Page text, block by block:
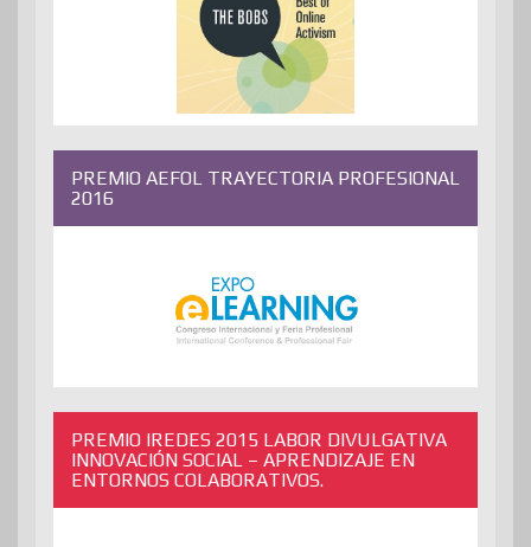
PREMIO AEFOL TRAYECTORIA PROFESIONAL
2016
PREMIO IREDES 2015 LABOR DIVULGATIVA
INNOVACIÓN SOCIAL – APRENDIZAJE EN
ENTORNOS COLABORATIVOS.